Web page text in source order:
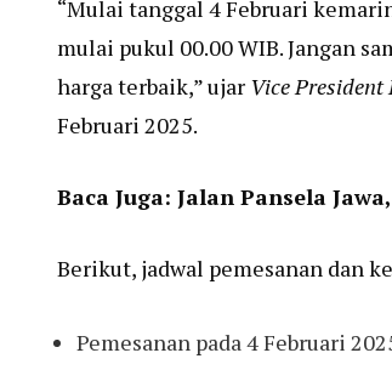
“Mulai tanggal 4 Februari
mulai pukul 00.00 WIB. Jangan
harga terbaik,” ujar Vice
Februari 2025.
Baca Juga: Jalan Pansela
Berikut, jadwal pemesanan dan
Pemesanan pada 4 Februari